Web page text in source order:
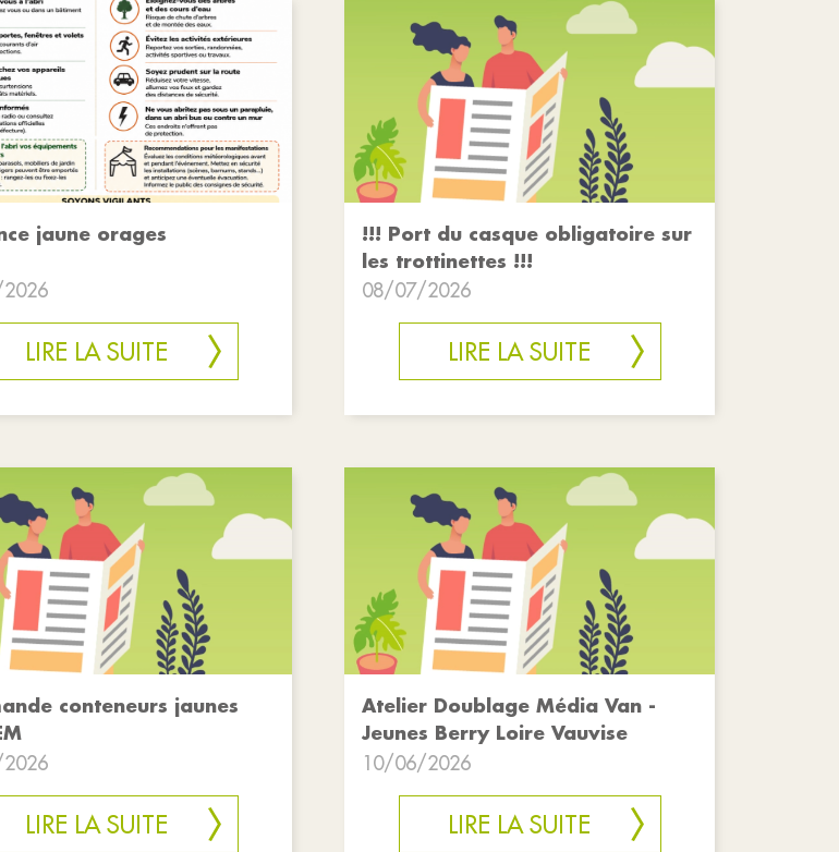
jaune orages
LIRE LA SUITE
!!! Port du casque obligatoire sur
les trottinettes !!!
08/07/2026
LIRE LA SUITE
conteneurs jaunes
LIRE LA SUITE
Atelier Doublage Média Van -
Jeunes Berry Loire Vauvise
10/06/2026
LIRE LA SUITE